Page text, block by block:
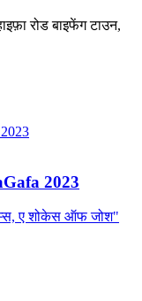
रोड बाइफेंग टाउन,
2023